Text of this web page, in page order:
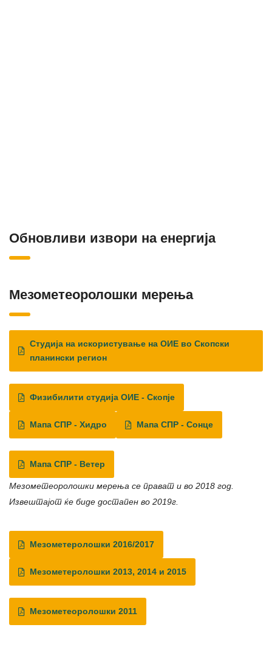
Обновливи извори на енергија
Мезометеоролошки мерења
Студија на искористување на ОИЕ во Скопски
планински регион
Физибилити студија ОИЕ - Скопје
Мапа СПР - Хидро Мапа СПР - Сонце
Мапа СПР - Ветер
Мезометеоролошки мерења се прават и во 2018 год.
Извештајот ќе биде достапен во 2019г.
Мезометеролошки 2016/2017
Мезометеролошки 2013, 2014 и 2015
Мезометеоролошки 2011